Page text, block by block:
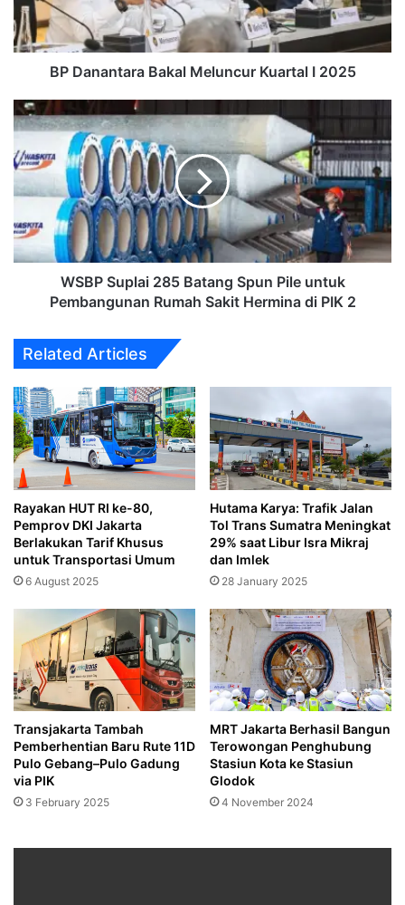
2025
BP Danantara Bakal Meluncur Kuartal I 2025
WSBP
Suplai
Batang
Spun
untuk
Pembangunan
Rumah
Hermina
PIK
WSBP Suplai 285 Batang Spun Pile untuk
Pembangunan Rumah Sakit Hermina di PIK 2
Related Articles
Rayakan HUT RI ke-80,
Pemprov DKI Jakarta
Berlakukan Tarif Khusus
untuk Transportasi Umum
6 August 2025
Hutama Karya: Trafik Jalan
Tol Trans Sumatra Meningkat
29% saat Libur Isra Mikraj
dan Imlek
28 January 2025
Transjakarta Tambah
Pemberhentian Baru Rute 11D
Pulo Gebang–Pulo Gadung
via PIK
3 February 2025
MRT Jakarta Berhasil Bangun
Terowongan Penghubung
Stasiun Kota ke Stasiun
Glodok
4 November 2024